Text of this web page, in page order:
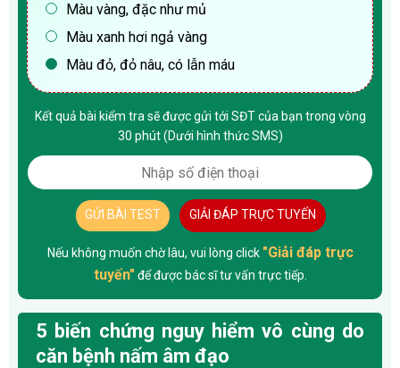
Màu vàng, đặc như mủ
Màu xanh hơi ngả vàng
Màu đỏ, đỏ nâu, có lẫn máu
Kết quả bài kiểm tra sẽ được gửi tới SĐT của bạn trong vòng
30 phút (Dưới hình thức SMS)
GỬI BÀI TEST GIẢI ĐÁP TRỰC TUYẾN
Nếu không muốn chờ lâu, vui lòng click "Giải đáp trực
tuyến" để được bác sĩ tư vấn trực tiếp.
5 biến chứng nguy hiểm vô cùng do
căn bệnh nấm âm đạo